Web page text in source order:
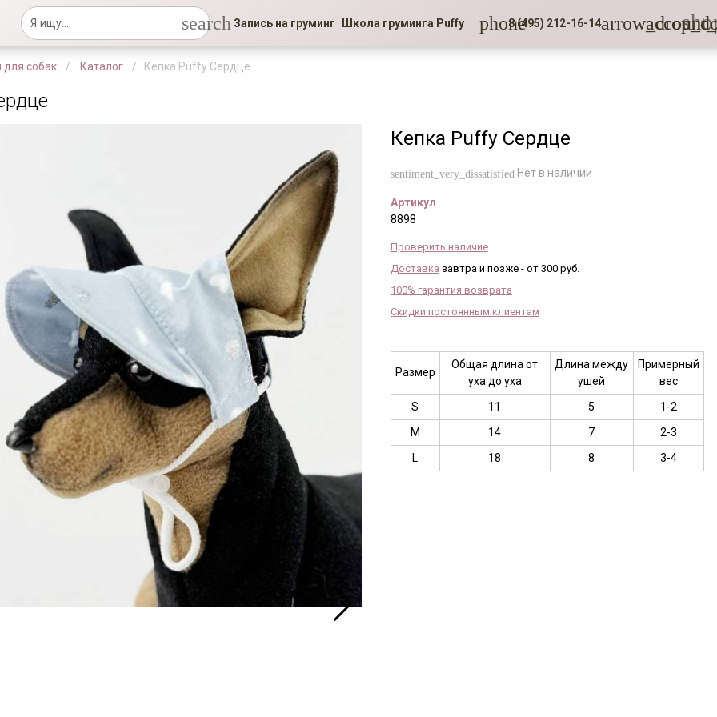
search Запись на груминг Школа груминга Puffy phone8 (495) 212-16-14
для собак Каталог Кепка Puffy Сердце
Кепка Puffy Сердце
sentiment_very_dissatisfied Нет в наличии
Артикул
8898
Проверить наличие
Доставка завтра и позже - от 300 руб.
100% гарантия возврата
Скидки постоянным клиентам
Размер
Общая длина от
уха до уха
Длина между
ушей
Примерный
вес
S
11 5
1-2
M
14 7
2-3
L
18 8 3-4